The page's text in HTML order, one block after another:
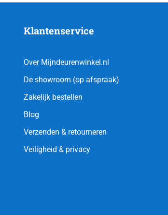
Klantenservice
Over Mijndeurenwinkel.nl
De showroom (op afspraak)
Zakelijk bestellen
Blog
Verzenden & retourneren
Veiligheid & privacy